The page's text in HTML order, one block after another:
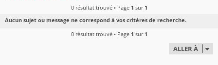
0 résultat trouvé • Page 1 sur 1
Aucun sujet ou message ne correspond à vos critères de recherche.
0 résultat trouvé • Page 1 sur 1
ALLER À